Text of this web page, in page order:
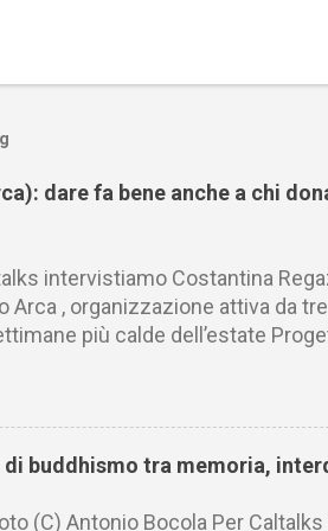
dare fa bene anche a chi
intervistiamo Costantina
Arca , organizzazione attiva da
più calde dell’estate
fresche e pasti nei principali
continuativa per le
e condivide con i lettori i punti di
opinion leader per comprendere
di buddhismo tra memoria,
(C) Antonio Bocola Per